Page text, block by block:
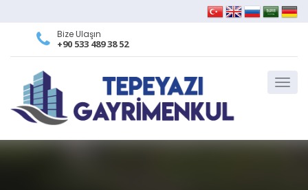
Bize Ulaşın
+90 533 489 38 52